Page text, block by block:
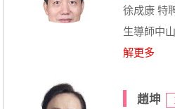
徐成康 特
生導師中
解更多
趙坤